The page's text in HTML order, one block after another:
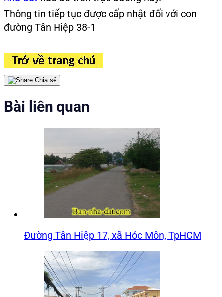
Thông tin tiếp tục được cấp nhật đối với con
đường Tân Hiệp 38-1
Chia sẻ
Bài liên quan
Đường Tân Hiệp 17, xã Hóc Môn, TpHCM